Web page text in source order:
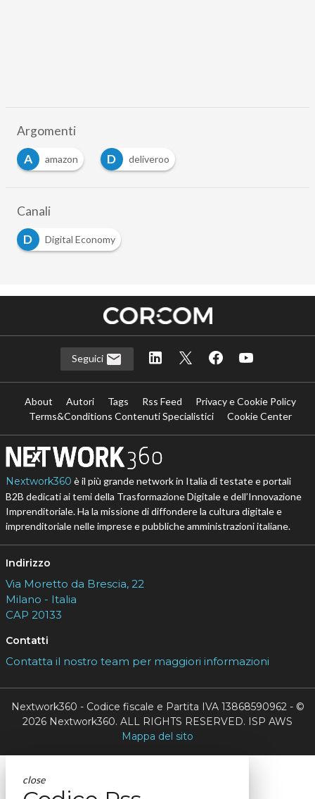
Argomenti
A
amazon D deliveroo
Canali
D
Digital Economy
Seguici
About Autori Tags Rss Feed
Privacy e Cookie Policy
Terms&Conditions Contenuti Specialistici
Cookie Center
Nextwork360 è il più grande network in Italia di testate e portali
B2B dedicati ai temi della Trasformazione Digitale e dell’Innovazione
Imprenditoriale. Ha la missione di diffondere la cultura digitale e
imprenditoriale nelle imprese e pubbliche amministrazioni italiane.
Indirizzo
Via Moretto da Brescia, 22
Milano - Italia
CAP 20133
Contatti
Contatta il nostro team per maggiori informazioni
Nextwork360 - Codice fiscale e Partita IVA 13868590962 - ©
2026 Nextwork360. ALL RIGHTS RESERVED. ISP AWS
Mappa del sito
close